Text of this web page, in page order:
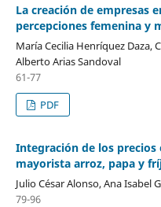
La creación de empresas
percepciones femenina y
María Cecilia Henríquez Daza,
Alberto Arias Sandoval
61-77
PDF
Integración de los
mayorista arroz, papa y
Julio César Alonso, Ana Isabel
79-96